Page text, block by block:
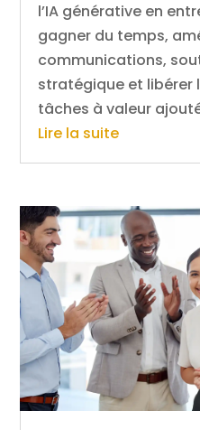
l’IA générative en
gagner du temps,
communications,
stratégique et libérer
tâches à valeur
Lire la suite